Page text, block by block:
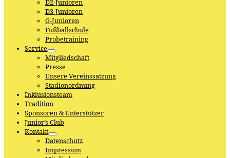
D2-Junioren
D3-Junioren
G-Junioren
Fußballschule
Probetraining
Service
Mitgliedschaft
Presse
Unsere Vereinssatzung
Stadionordnung
Inklusionsteam
Tradition
Sponsoren & Unterstützer
Junior’s Club
Kontakt
Datenschutz
Impressum